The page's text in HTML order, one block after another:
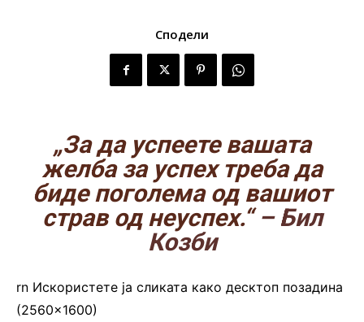
Сподели
„За да успеете вашата
желба за успех треба да
биде поголема од вашиот
страв од неуспех.“– Бил
Козби
rn Искористете ја сликата како десктоп позадина
(2560×1600)